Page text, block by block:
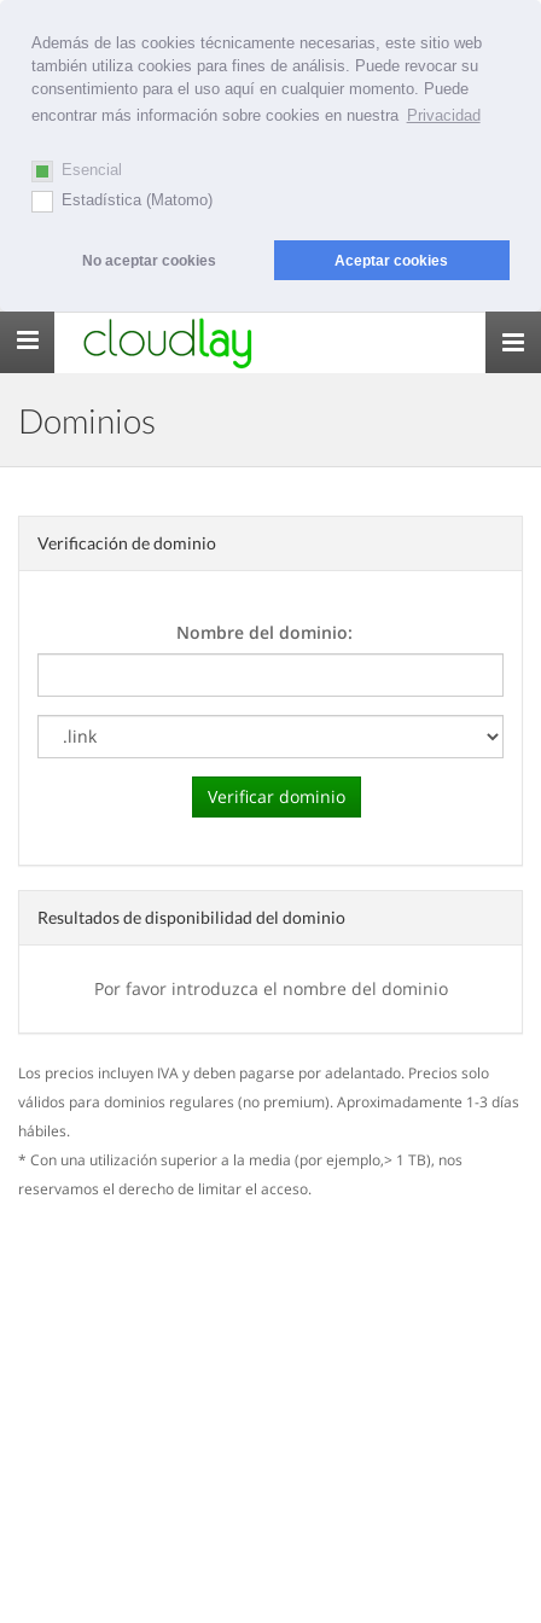
Además de las cookies técnicamente necesarias, este sitio web
también utiliza cookies para fines de análisis. Puede revocar su
consentimiento para el uso aquí en cualquier momento. Puede
encontrar más información sobre cookies en nuestra Privacidad
Esencial
Estadística (Matomo)
No aceptar cookies Aceptar cookies
Toggle
navigation
Dominios
Verificación de dominio
Nombre del dominio:
Resultados de disponibilidad del dominio
Por favor introduzca el nombre del dominio
Los precios incluyen IVA y deben pagarse por adelantado. Precios solo
válidos para dominios regulares (no premium). Aproximadamente 1-3 días
hábiles.
* Con una utilización superior a la media (por ejemplo,> 1 TB), nos
reservamos el derecho de limitar el acceso.